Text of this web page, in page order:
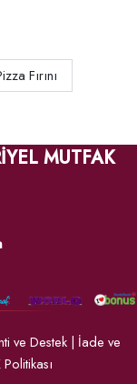
Fırını
MUTFAK
ve Destek| İade ve